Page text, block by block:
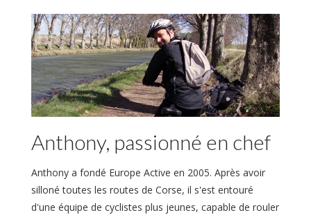
Anthony, passionné en chef
Anthony a fondé Europe Active en 2005. Après avoir
silloné toutes les routes de Corse, il s'est entouré
d'une équipe de cyclistes plus jeunes, capable de rouler